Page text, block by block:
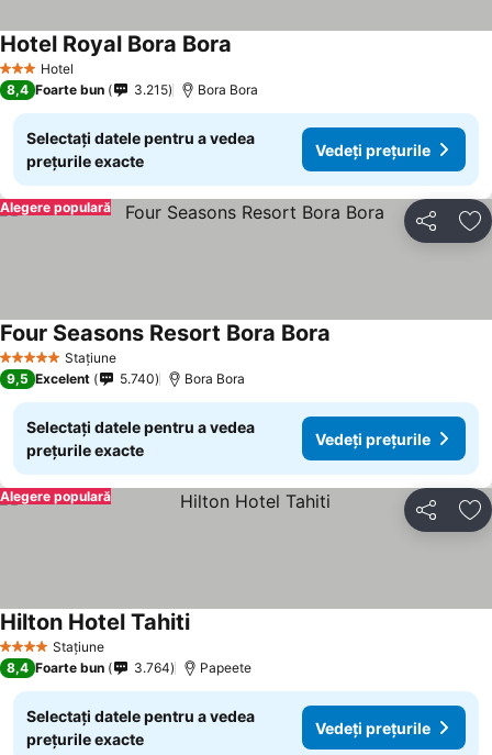
3 SteleHotel
Hotel Royal Bora Bora
8,4 Foarte bun 3.215 Bora Bora
Selectați datele pentru a vedea
prețurile exacte
Vedeți prețurile
Distribuiți
Alegere populară
5 Stele Stațiune
Four Seasons Resort Bora Bora
9,5 Excelent 5.740 Bora Bora
Selectați datele pentru a vedea
prețurile exacte
Vedeți prețurile
Distribuiți
Alegere populară
4 Stele Stațiune
Hilton Hotel TahitiVedeți prețurile
8,4 Foarte bun 3.764 Papeete
Selectați datele pentru a vedea
prețurile exacte
Vedeți prețurile